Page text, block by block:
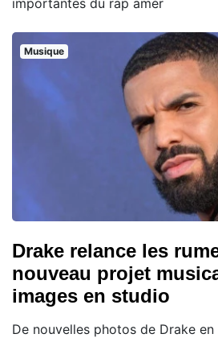
Musique
Drake relance les
nouveau projet
images en studio
De nouvelles photos de Drake en